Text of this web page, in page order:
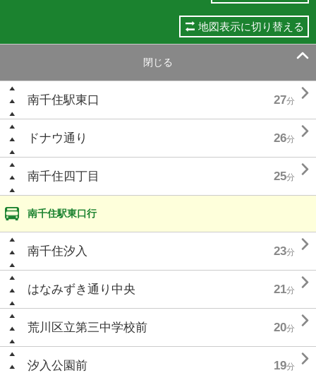
地図表示に切り替える
閉じる 
南千住駅東口 27分 
ドナウ通り 26分 
南千住四丁目 25分 
南千住駅東口行
南千住汐入 23分 
はなみずき通り中央 21分 
荒川区立第三中学校前 20分 
汐入公園前 19分 